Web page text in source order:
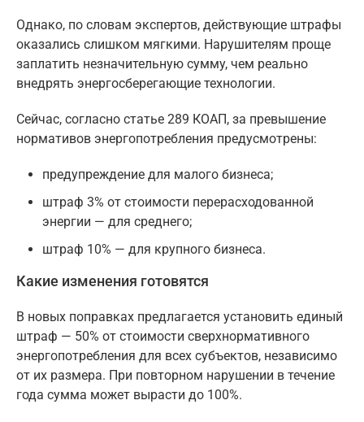
Однако, по словам экспертов, действующие штрафы
оказались слишком мягкими. Нарушителям проще
заплатить незначительную сумму, чем реально
внедрять энергосберегающие технологии.
Сейчас, согласно статье 289 КОАП, за превышение
нормативов энергопотребления предусмотрены:
предупреждение для малого бизнеса;
штраф 3% от стоимости перерасходованной
энергии — для среднего;
штраф 10% — для крупного бизнеса.
Какие изменения готовятся
В новых поправках предлагается установить единый
штраф — 50% от стоимости сверхнормативного
энергопотребления для всех субъектов, независимо
от их размера. При повторном нарушении в течение
года сумма может вырасти до 100%.